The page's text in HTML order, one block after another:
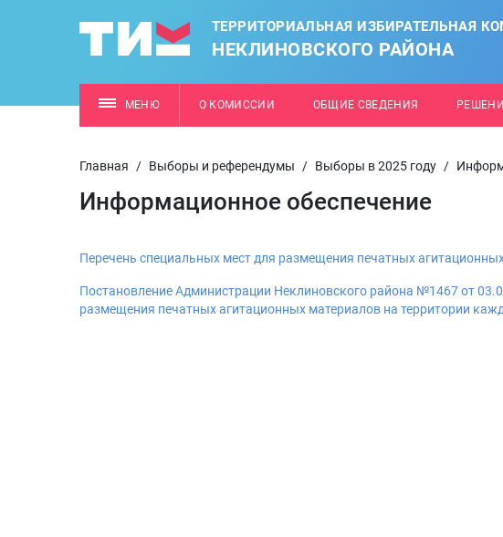
ТЕРРИТОРИАЛЬНАЯ ИЗБИРАТЕЛЬНАЯ
НЕКЛИНОВСКОГО РАЙОНА
МЕНЮ О КОМИССИИ ОБЩИЕ СВЕДЕНИЯ
Главная / Выборы и референдумы / Выборы в 2025 году /
Информационное обеспечение
Перечень специальных мест для размещения печатных
Постановление Администрации Неклиновского района №1467 от
размещения печатных агитационных материалов на территории